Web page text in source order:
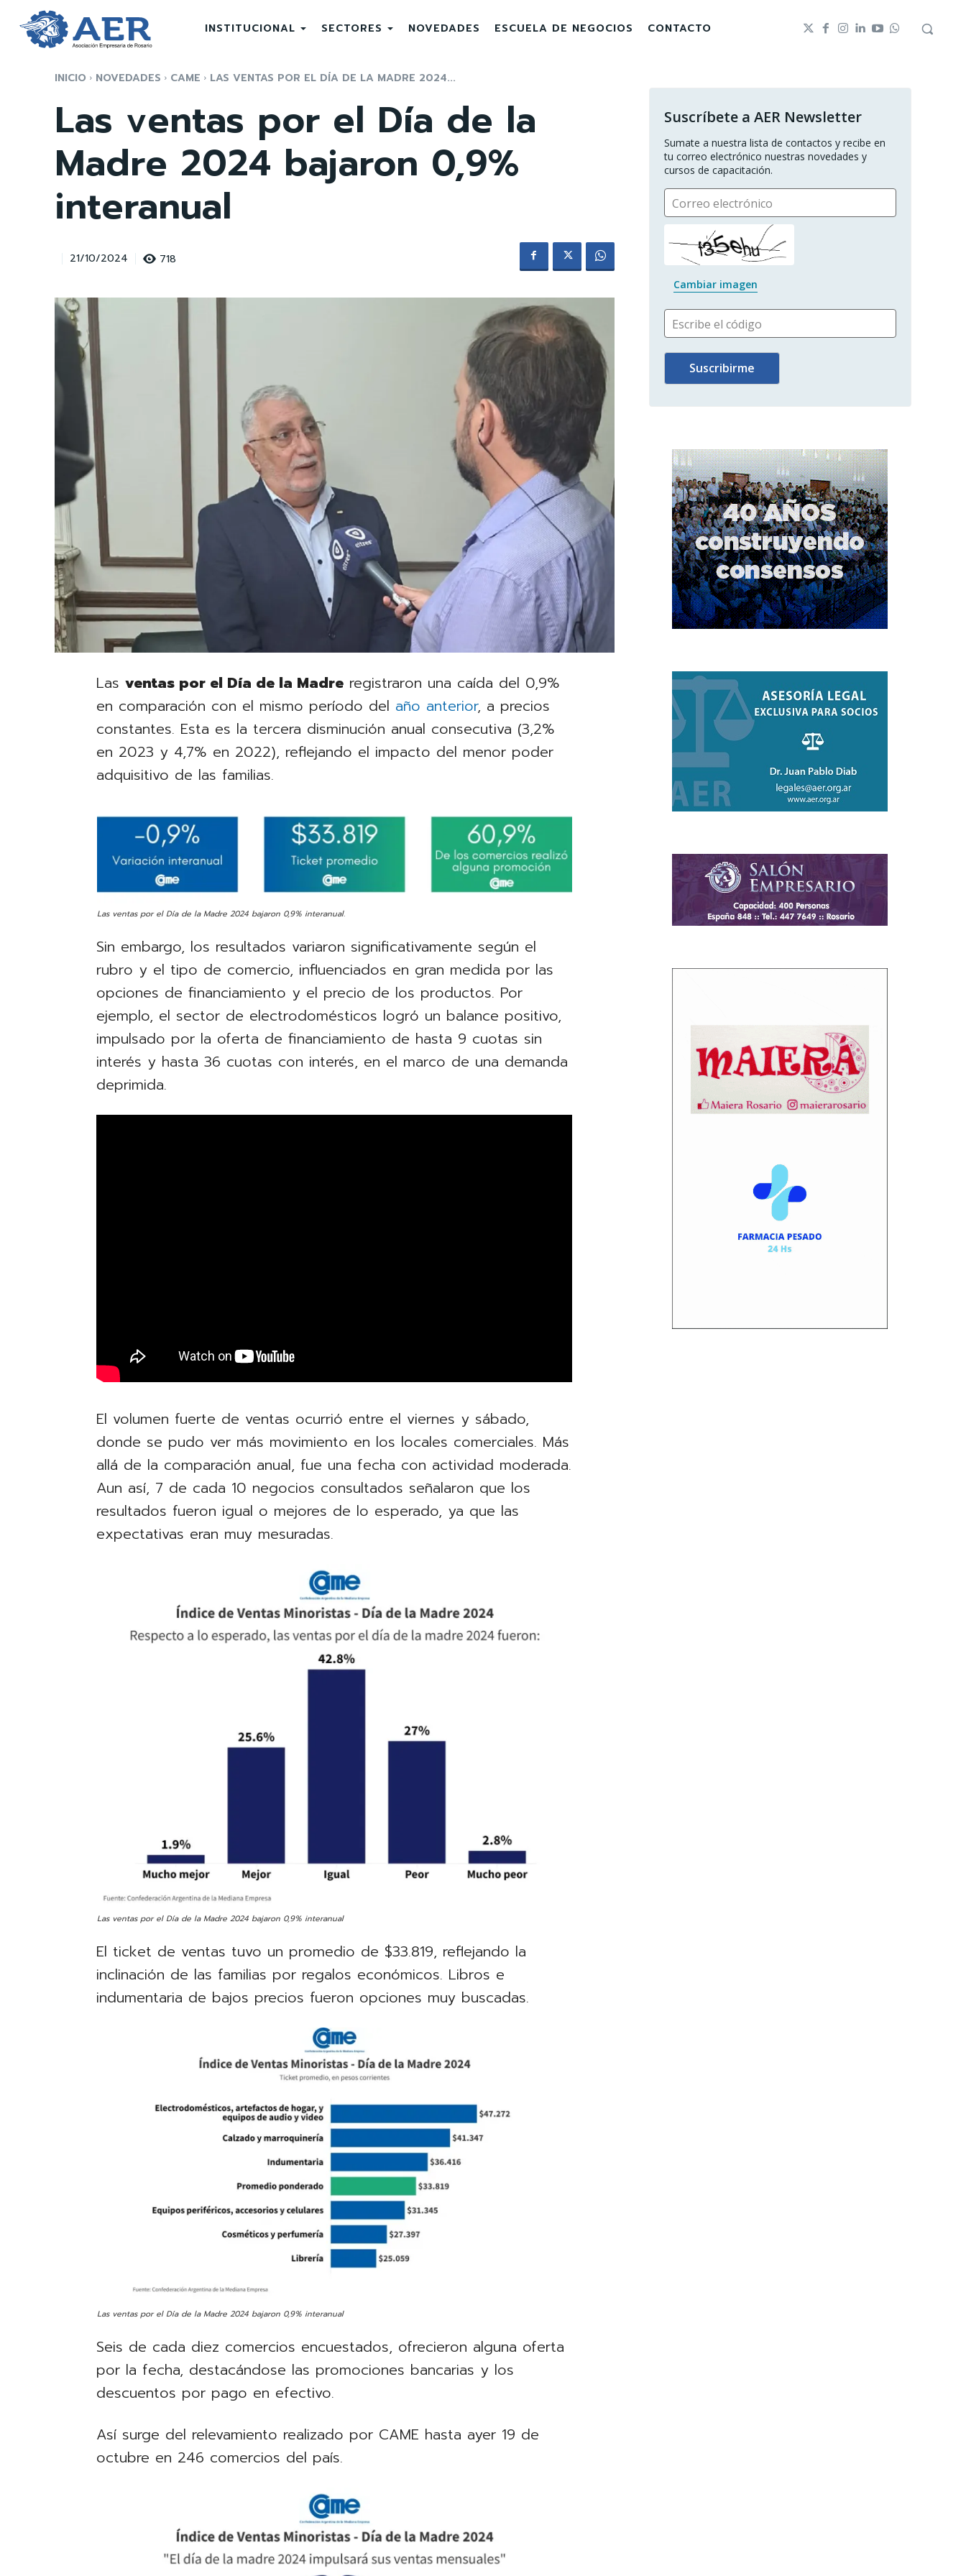
INSTITUCIONAL SECTORES NOVEDADES ESCUELA DE NEGOCIOS CONTACTO
INICIO NOVEDADES CAME LAS VENTAS POR EL DÍA DE LA MADRE 2024...
Las ventas por el Día de la
Madre 2024 bajaron 0,9%
interanual
21/10/2024 718
Lasventas por el Día de la Madre registraron una caída del 0,9%
en comparación con el mismo período del año anterior, a precios
constantes. Esta es la tercera disminución anual consecutiva (3,2%
en 2023 y 4,7% en 2022), reflejando el impacto del menor poder
adquisitivo de las familias.
Las ventas por el Día de la Madre 2024 bajaron 0,9% interanual.
Sin embargo, los resultados variaron significativamente según el
rubro y el tipo de comercio, influenciados en gran medida por las
opciones de financiamiento y el precio de los productos. Por
ejemplo, el sector de electrodomésticos logró un balance positivo,
impulsado por la oferta de financiamiento de hasta 9 cuotas sin
interés y hasta 36 cuotas con interés, en el marco de una demanda
deprimida.
El volumen fuerte de ventas ocurrió entre el viernes y sábado,
donde se pudo ver más movimiento en los locales comerciales. Más
allá de la comparación anual, fue una fecha con actividad moderada.
Aun así, 7 de cada 10 negocios consultados señalaron que los
resultados fueron igual o mejores de lo esperado, ya que las
expectativas eran muy mesuradas.
Las ventas por el Día de la Madre 2024 bajaron 0,9% interanual
El ticket de ventas tuvo un promedio de $33.819, reflejando la
inclinación de las familias por regalos económicos. Libros e
indumentaria de bajos precios fueron opciones muy buscadas.
Las ventas por el Día de la Madre 2024 bajaron 0,9% interanual
Seis de cada diez comercios encuestados, ofrecieron alguna oferta
por la fecha, destacándose las promociones bancarias y los
descuentos por pago en efectivo.
Así surge del relevamiento realizado por CAME hasta ayer 19 de
octubre en 246 comercios del país.
Suscríbete a AER Newsletter
Sumate a nuestra lista de contactos y recibe en
tu correo electrónico nuestras novedades y
cursos de capacitación.
Correo electrónico
Cambiar imagen
Escribe el código